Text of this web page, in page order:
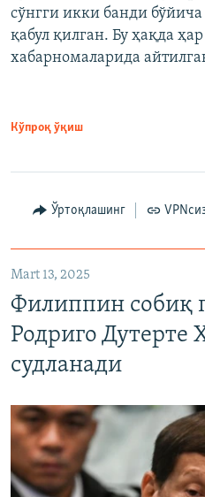
сўнгги икки банди
қабул қилган. Бу ҳақда ҳар
хабарномаларида
Кўпроқ ўқиш
Ўртоқлашинг
Mart 13, 2025
Филиппин собиқ
Родриго Дутерте
судланади